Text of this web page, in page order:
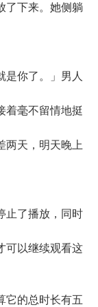
了下来。她侧躺
你了。」男人
着毫不留情地挺
两天，明天晚上
了播放，同时
可以继续观看这
的总时长有五